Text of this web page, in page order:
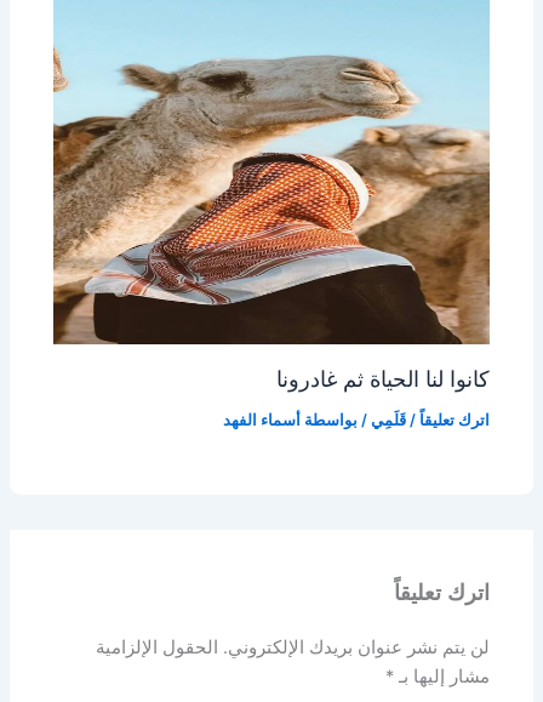
كانوا لنا الحياة ثم غادرونا
اترك تعليقاً /قَلَمِي / بواسطة أسماء الفهد
اترك تعليقاً
لن يتم نشر عنوان بريدك الإلكتروني. الحقول الإلزامية
مشار إليها بـ*